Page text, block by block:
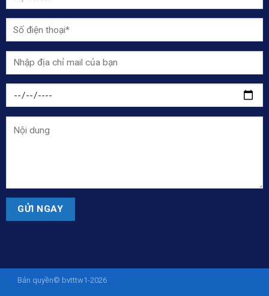
Bản quyền© bvtttw1-2026